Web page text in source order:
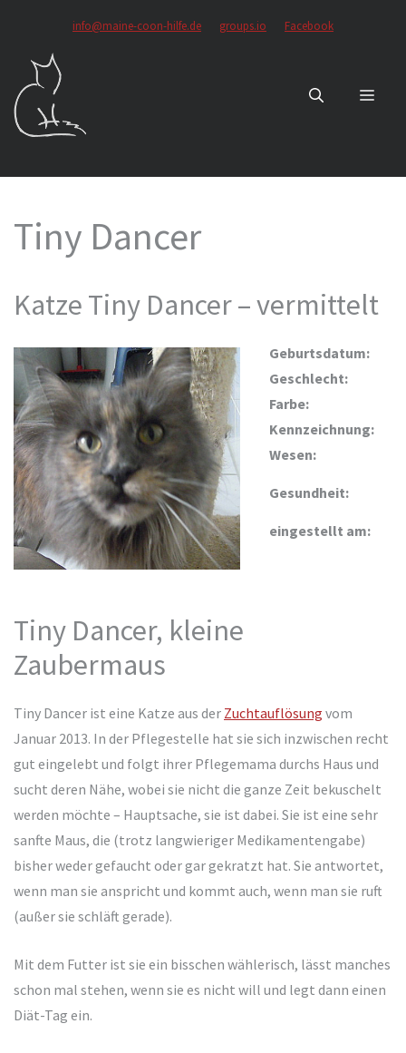
springen
info@maine-coon-hilfe.de groups.io Facebook
Tiny Dancer
Katze Tiny Dancer – vermittelt
Geburtsdatum:
Geschlecht:
Farbe:
Kennzeichnung:
Wesen:
Gesundheit:
eingestellt am:
Tiny Dancer, kleine
Zaubermaus
Tiny Dancer ist eine Katze aus der Zuchtauflösung vom
Januar 2013. In der Pflegestelle hat sie sich inzwischen recht
gut eingelebt und folgt ihrer Pflegemama durchs Haus und
sucht deren Nähe, wobei sie nicht die ganze Zeit bekuschelt
werden möchte – Hauptsache, sie ist dabei. Sie ist eine sehr
sanfte Maus, die (trotz langwieriger Medikamentengabe)
bisher weder gefaucht oder gar gekratzt hat. Sie antwortet,
wenn man sie anspricht und kommt auch, wenn man sie ruft
(außer sie schläft gerade).
Mit dem Futter ist sie ein bisschen wählerisch, lässt manches
schon mal stehen, wenn sie es nicht will und legt dann einen
Diät-Tag ein.